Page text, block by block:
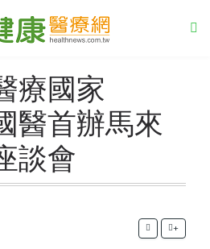
療國家
醫首辦馬來
談會
+